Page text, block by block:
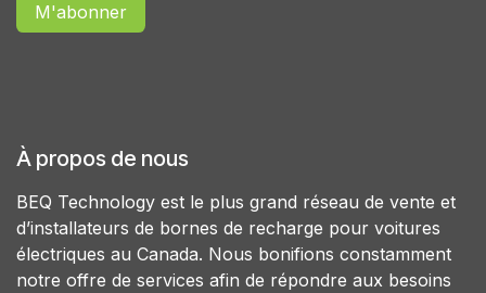
M'abonner
À propos de nous
BEQ Technology est le plus grand réseau de vente et
d’installateurs de bornes de recharge pour voitures
électriques au Canada. Nous bonifions constamment
notre offre de services afin de répondre aux besoins